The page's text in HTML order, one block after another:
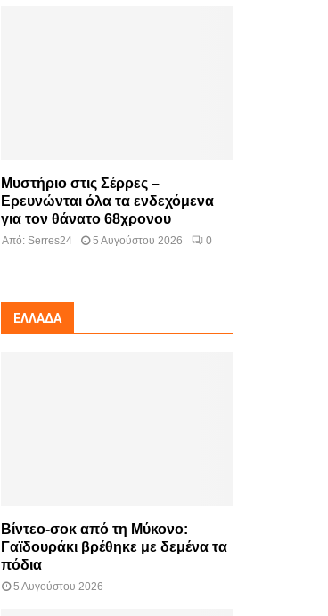
Μυστήριο στις Σέρρες –
Ερευνώνται όλα τα ενδεχόμενα
για τον θάνατο 68χρονου
Από: Serres24 5 Αυγούστου 2026 0
ΕΛΛΆΔΑ
Βίντεο-σοκ από τη Μύκονο:
Γαϊδουράκι βρέθηκε με δεμένα τα
πόδια
5 Αυγούστου 2026